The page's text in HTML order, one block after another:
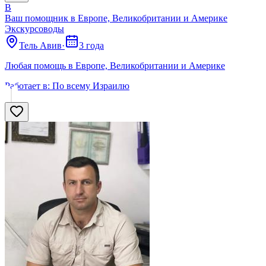
В
Ваш помощник в Европе, Великобритании и Америке
Экскурсоводы
Тель Авив·
3 года
Любая помощь в Европе, Великобритании и Америке
Работает в: По всему Израилю